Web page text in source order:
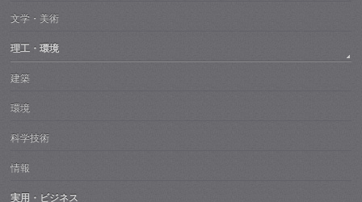
文学・美術
理工・環境
建築
環境
科学技術
情報
実用・ビジネス